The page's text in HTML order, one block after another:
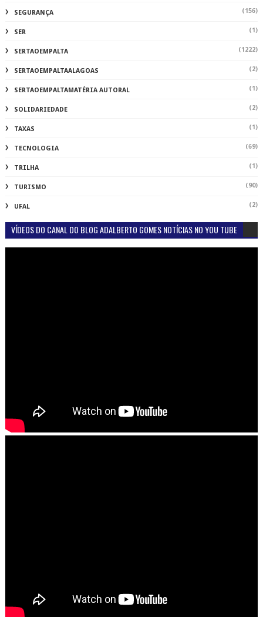
SEGURANÇA (156)
SER (1)
SERTAOEMPALTA (1222)
SERTAOEMPALTAALAGOAS (2)
SERTAOEMPALTAMATÉRIA AUTORAL (1)
SOLIDARIEDADE (2)
TAXAS (1)
TECNOLOGIA (69)
TRILHA (1)
TURISMO (90)
UFAL (2)
VÍDEOS DO CANAL DO BLOG ADALBERTO GOMES NOTÍCIAS NO YOU TUBE